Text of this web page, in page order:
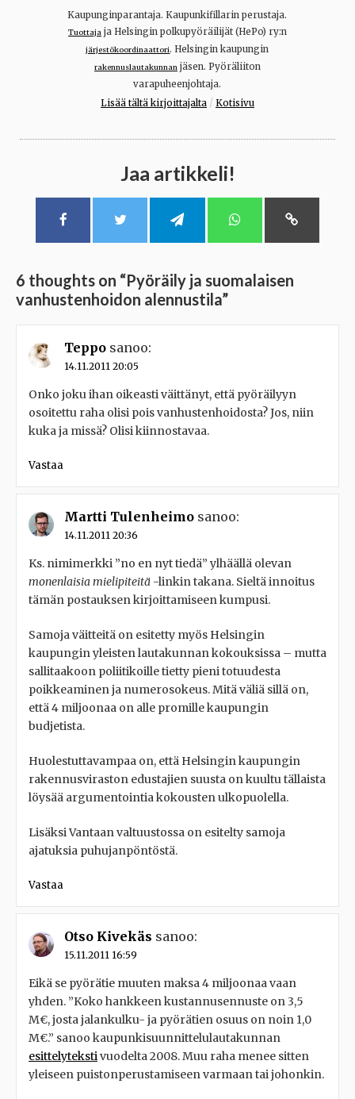
Kaupunginparantaja. Kaupunkifillarin perustaja.
Tuottajaja Helsingin polkupyöräilijät (HePo) ry:n
järjestökoordinaattori. Helsingin kaupungin
rakennuslautakunnanjäsen. Pyöräliiton
varapuheenjohtaja.
Lisää tältä kirjoittajalta / Kotisivu
Jaa artikkeli!
6 thoughts on “Pyöräily ja suomalaisen
vanhustenhoidon alennustila”
Teppo sanoo:
14.11.2011 20:05
Onko joku ihan oikeasti väittänyt, että pyöräilyyn
osoitettu raha olisi pois vanhustenhoidosta? Jos, niin
kuka ja missä? Olisi kiinnostavaa.
Vastaa
Martti Tulenheimo sanoo:
14.11.2011 20:36
Ks. nimimerkki ”no en nyt tiedä” ylhäällä olevan
monenlaisia mielipiteitä -linkin takana. Sieltä innoitus
tämän postauksen kirjoittamiseen kumpusi.
Samoja väitteitä on esitetty myös Helsingin
kaupungin yleisten lautakunnan kokouksissa – mutta
sallitaakoon poliitikoille tietty pieni totuudesta
poikkeaminen ja numerosokeus. Mitä väliä sillä on,
että 4 miljoonaa on alle promille kaupungin
budjetista.
Huolestuttavampaa on, että Helsingin kaupungin
rakennusviraston edustajien suusta on kuultu tällaista
löysää argumentointia kokousten ulkopuolella.
Lisäksi Vantaan valtuustossa on esitelty samoja
ajatuksia puhujanpöntöstä.
Vastaa
Otso Kivekäs sanoo:
15.11.2011 16:59
Eikä se pyörätie muuten maksa 4 miljoonaa vaan
yhden. ”Koko hankkeen kustannusennuste on 3,5
M€, josta jalankulku- ja pyörätien osuus on noin 1,0
M€.” sanoo kaupunkisuunnittelulautakunnan
esittelyteksti vuodelta 2008. Muu raha menee sitten
yleiseen puistonperustamiseen varmaan tai johonkin.